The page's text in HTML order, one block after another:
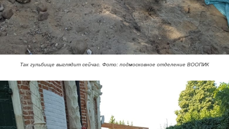
Так гульбище выглядит сейчас. Фото: подмосковное отделение ВООПИК